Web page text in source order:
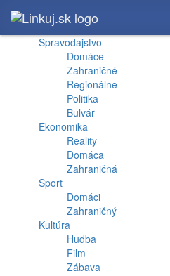
Spravodajstvo
Domáce
Zahraničné
Regionálne
Politika
Bulvár
Ekonomika
Reality
Domáca
Zahraničná
Šport
Domáci
Zahraničný
Kultúra
Hudba
Film
Zábava